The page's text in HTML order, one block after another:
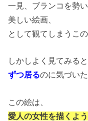
一見、ブランコを勢
美しい絵画、
として観てしまうこ
しかしよく見てみる
ずつ居るのに気づい
この絵は、
愛人の女性を描くよ